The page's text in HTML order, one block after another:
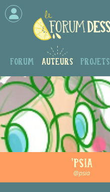
Forum Auteurs Projets
'Psia
@psia